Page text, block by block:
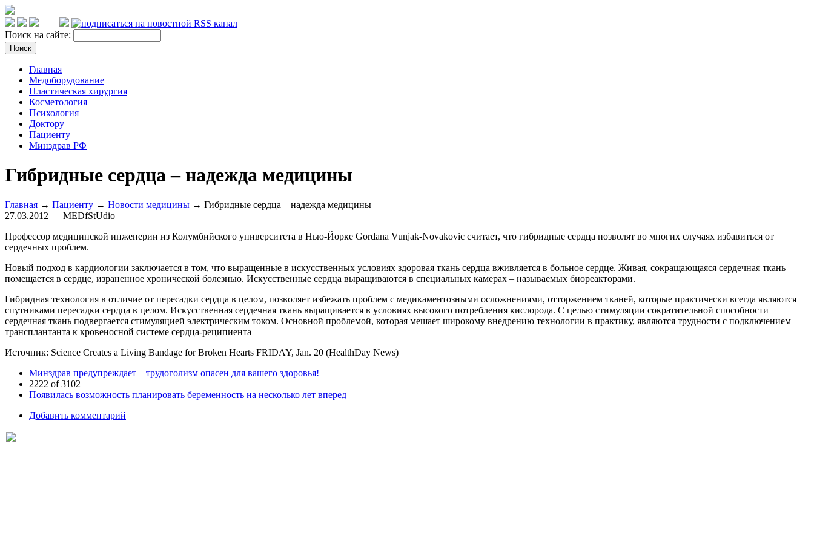
Поиск на сайте:
Главная
Медоборудование
Пластическая хирургия
Косметология
Психология
Доктору
Пациенту
Минздрав РФ
Гибридные сердца – надежда медицины
Главная → Пациенту → Новости медицины → Гибридные сердца – надежда медицины
27.03.2012 — MEDfStUdio
Профессор медицинской инженерии из Колумбийского университета в Нью-Йорке Gordana Vunjak-Novakovic считает, что гибридные сердца позволят во многих случаях избавиться от
сердечных проблем.
Новый подход в кардиологии заключается в том, что выращенные в искусственных условиях здоровая ткань сердца вживляется в больное сердце. Живая, сокращающаяся сердечная ткань
помещается в сердце, израненное хронической болезнью. Искусственные сердца выращиваются в специальных камерах – называемых биореакторами.
Гибридная технология в отличие от пересадки сердца в целом, позволяет избежать проблем с медикаментозными осложнениями, отторжением тканей, которые практически всегда являются
спутниками пересадки сердца в целом. Искусственная сердечная ткань выращивается в условиях высокого потребления кислорода. С целью стимуляции сократительной способности
сердечная ткань подвергается стимуляцией электрическим током. Основной проблемой, которая мешает широкому внедрению технологии в практику, являются трудности с подключением
трансплантанта к кровеносной системе сердца-реципиента
Источник: Science Creates a Living Bandage for Broken Hearts FRIDAY, Jan. 20 (HealthDay News)
Минздрав предупреждает – трудоголизм опасен для вашего здоровья!
2222 of 3102
Появилась возможность планировать беременность на несколько лет вперед
Добавить комментарий